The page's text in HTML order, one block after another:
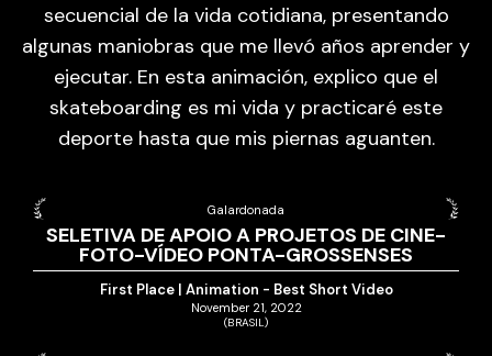
secuencial de la vida cotidiana, presentando
algunas maniobras que me llevó años aprender y
ejecutar. En esta animación, explico que el
skateboarding es mi vida y practicaré este
deporte hasta que mis piernas aguanten.
Galardonada
SELETIVA DE APOIO A PROJETOS DE CINE-
FOTO-VÍDEO PONTA-GROSSENSES
First Place | Animation - Best Short Video
November 21, 2022
(BRASIL)